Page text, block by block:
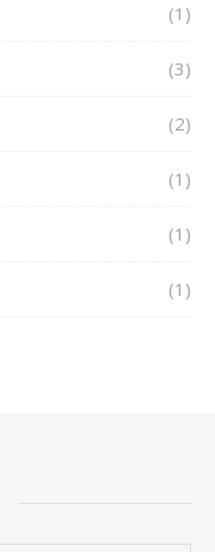
(1)
(3)
(2)
(1)
(1)
(1)